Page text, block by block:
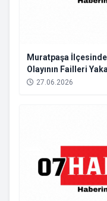
Muratpaşa
Olayının Failleri
27.06.2026